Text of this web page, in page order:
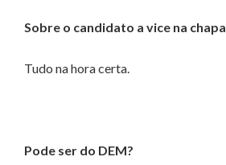
Sobre o candidato a vice na
Tudo na hora certa.
Pode ser do DEM?